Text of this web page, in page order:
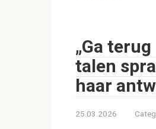
„Ga
talen
haar
25.03.2026